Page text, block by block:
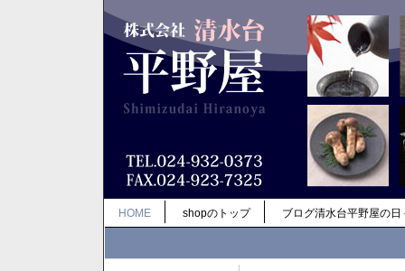
HOME shopのトップ ブログ清水台平野屋の日